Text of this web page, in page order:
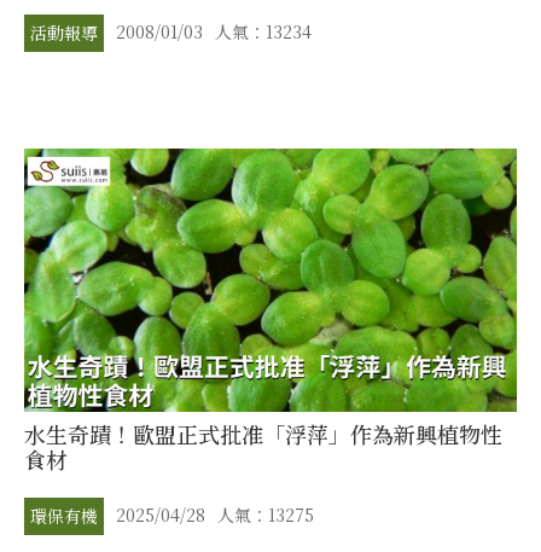
活動報導 2008/01/03 人氣：13234
水生奇蹟！歐盟正式批准「浮萍」作為新興植物性
食材
環保有機 2025/04/28 人氣：13275